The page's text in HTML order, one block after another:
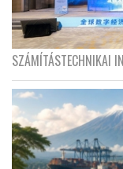
SZÁMÍTÁSTECHNIKAI